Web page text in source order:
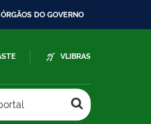
ÓRGÃOS DO GOVERNO
VLIBRAS